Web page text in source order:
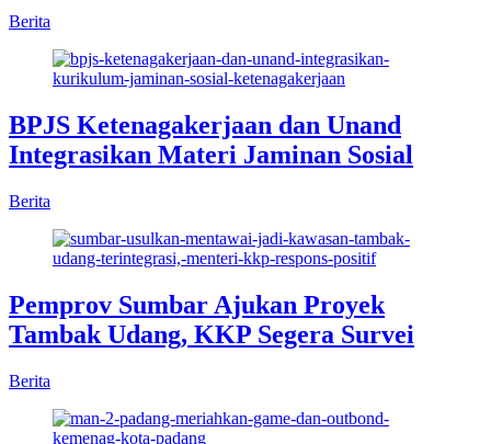
Berita
BPJS Ketenagakerjaan dan Unand
Integrasikan Materi Jaminan Sosial
Berita
Pemprov Sumbar Ajukan Proyek
Tambak Udang, KKP Segera Survei
Berita